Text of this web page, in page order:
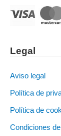
Legal
Aviso legal
Política de
Política de
Condiciones